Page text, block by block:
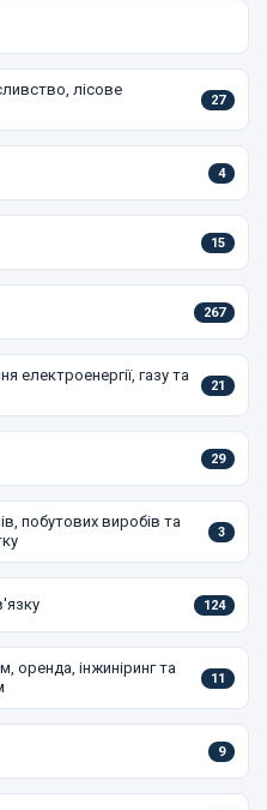
лісове
27
4
15
267
електроенергії, газу та
21
29
побутових виробів та
3
124
оренда, інжиніринг та
11
9